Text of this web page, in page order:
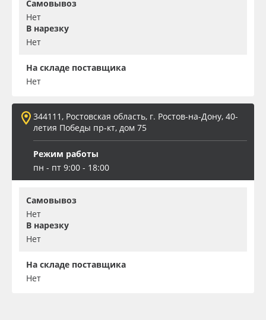
Самовывоз
Нет
В нарезку
Нет
На складе поставщика
Нет
344111, Ростовская область, г. Ростов-на-Дону, 40-
летия Победы пр-кт, дом 75
Режим работы
пн - пт 9:00 - 18:00
Самовывоз
Нет
В нарезку
Нет
На складе поставщика
Нет